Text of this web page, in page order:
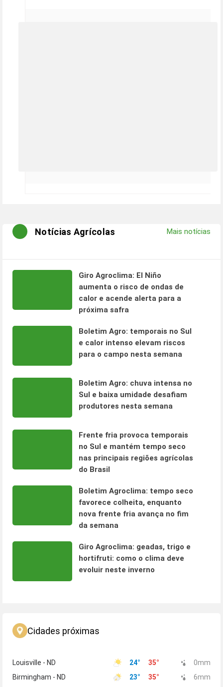
Notícias Agrícolas Mais notícias
Giro Agroclima: El Niño
aumenta o risco de ondas de
calor e acende alerta para a
próxima safra
Boletim Agro: temporais no Sul
e calor intenso elevam riscos
para o campo nesta semana
Boletim Agro: chuva intensa no
Sul e baixa umidade desafiam
produtores nesta semana
Frente fria provoca temporais
no Sul e mantém tempo seco
nas principais regiões agrícolas
do Brasil
Boletim Agroclima: tempo seco
favorece colheita, enquanto
nova frente fria avança no fim
da semana
Giro Agroclima: geadas, trigo e
hortifruti: como o clima deve
evoluir neste inverno
Cidades próximas
Louisville - ND 24° 35° 0mm
Birmingham - ND
23° 35° 6mm